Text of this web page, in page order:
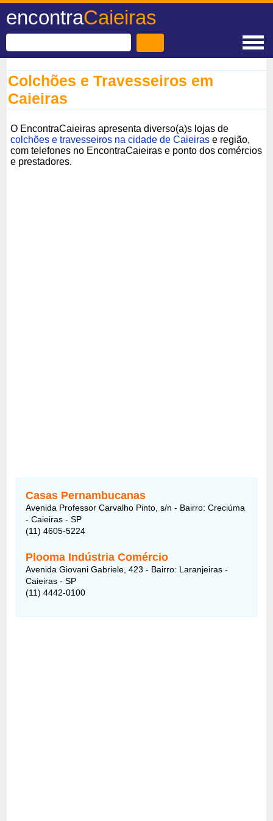
encontraCaieiras
Colchões e Travesseiros em
Caieiras
O EncontraCaieiras apresenta diverso(a)s lojas de
colchões e travesseiros na cidade de Caieiras e região,
com telefones no EncontraCaieiras e ponto dos comércios
e prestadores.
Casas Pernambucanas
Avenida Professor Carvalho Pinto, s/n - Bairro: Creciúma
- Caieiras - SP
(11) 4605-5224
Plooma Indústria Comércio
Avenida Giovani Gabriele, 423 - Bairro: Laranjeiras -
Caieiras - SP
(11) 4442-0100